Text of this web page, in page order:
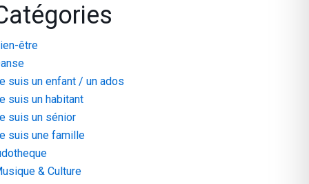
être
suis un enfant / un ados
suis un habitant
suis un sénior
suis une famille
& Culture